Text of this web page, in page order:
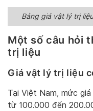
Bảng giá vật lý trị
Một số câu hỏi
trị liệu
Giá vật lý trị liệu
Tại Việt Nam, mức
từ 100.000 đến